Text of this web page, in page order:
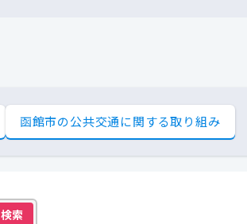
函館市の公共交通に関する取り組み
検索